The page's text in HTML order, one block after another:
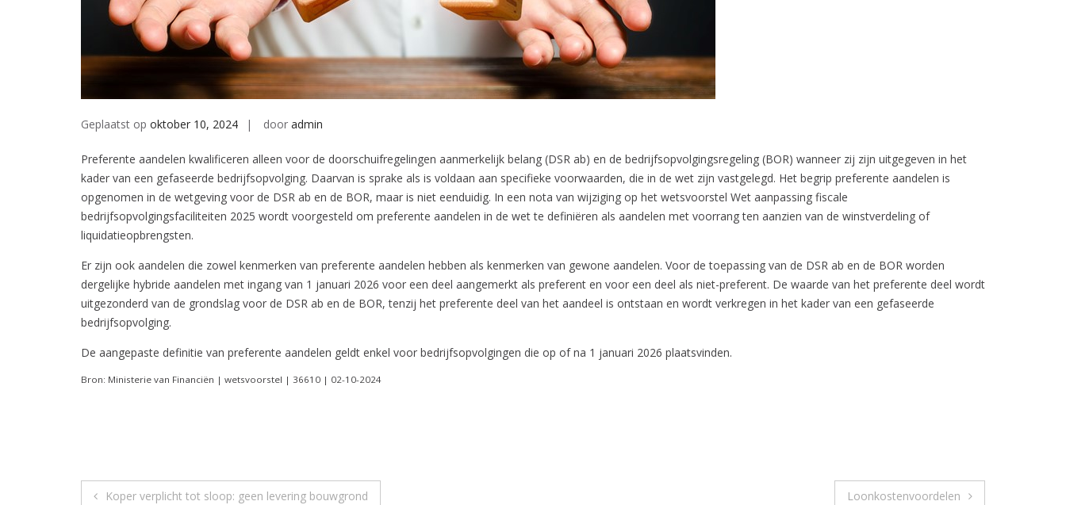
Geplaatst op oktober 10, 2024 door admin
Preferente aandelen kwalificeren alleen voor de doorschuifregelingen aanmerkelijk belang (DSR ab) en de bedrijfsopvolgingsregeling (BOR) wanneer zij zijn uitgegeven in het
kader van een gefaseerde bedrijfsopvolging. Daarvan is sprake als is voldaan aan specifieke voorwaarden, die in de wet zijn vastgelegd. Het begrip preferente aandelen is
opgenomen in de wetgeving voor de DSR ab en de BOR, maar is niet eenduidig. In een nota van wijziging op het wetsvoorstel Wet aanpassing fiscale
bedrijfsopvolgingsfaciliteiten 2025 wordt voorgesteld om preferente aandelen in de wet te definiëren als aandelen met voorrang ten aanzien van de winstverdeling of
liquidatieopbrengsten.
Er zijn ook aandelen die zowel kenmerken van preferente aandelen hebben als kenmerken van gewone aandelen. Voor de toepassing van de DSR ab en de BOR worden
dergelijke hybride aandelen met ingang van 1 januari 2026 voor een deel aangemerkt als preferent en voor een deel als niet-preferent. De waarde van het preferente deel wordt
uitgezonderd van de grondslag voor de DSR ab en de BOR, tenzij het preferente deel van het aandeel is ontstaan en wordt verkregen in het kader van een gefaseerde
bedrijfsopvolging.
De aangepaste definitie van preferente aandelen geldt enkel voor bedrijfsopvolgingen die op of na 1 januari 2026 plaatsvinden.
Bron: Ministerie van Financiën | wetsvoorstel | 36610 | 02-10-2024
Berichtnavigatie
Koper verplicht tot sloop: geen levering bouwgrond Loonkostenvoordelen